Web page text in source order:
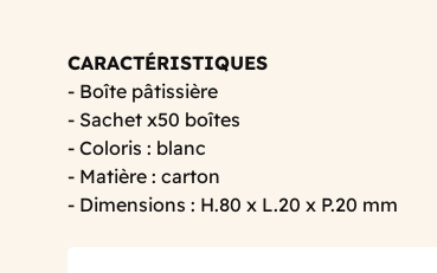
CARACTÉRISTIQUES
- Boîte pâtissière
- Sachet x50 boîtes
- Coloris : blanc
- Matière : carton
- Dimensions : H.80 x L.20 x P.20 mm